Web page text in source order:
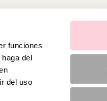
funciones
del
del uso